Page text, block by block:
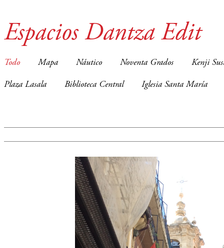
Espacios Dantza Edit
Todo Mapa Náutico Noventa Grados Kenji
Plaza Lasala Biblioteca Central Iglesia Santa María